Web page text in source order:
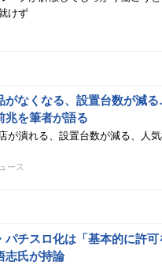
けず
がなくなる、設置台数が減
兆を筆者が語る
が潰れる、設置台数が減る、人
ース
パチスロ化は「基本的に許
志氏が持論